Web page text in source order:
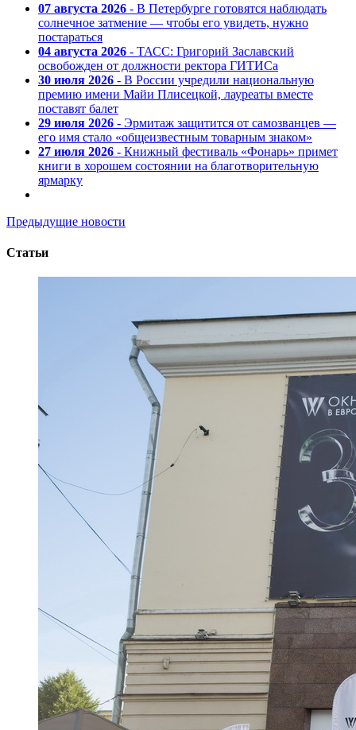
07 августа 2026 - В Петербурге готовятся наблюдать
солнечное затмение — чтобы его увидеть, нужно
постараться
04 августа 2026 - ТАСС: Григорий Заславский
освобожден от должности ректора ГИТИСа
30 июля 2026 - В России учредили национальную
премию имени Майи Плисецкой, лауреаты вместе
поставят балет
29 июля 2026 - Эрмитаж защитится от самозванцев —
его имя стало «общеизвестным товарным знаком»
27 июля 2026 - Книжный фестиваль «Фонарь» примет
книги в хорошем состоянии на благотворительную
ярмарку
Предыдущие новости
Статьи